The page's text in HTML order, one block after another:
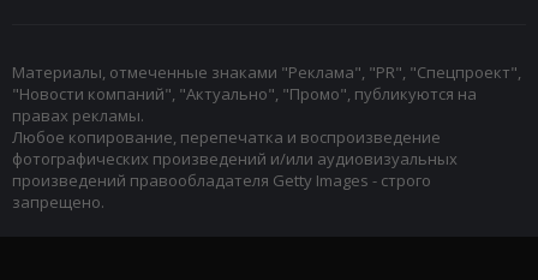
Материалы, отмеченные знаками "Реклама", "PR", "Спецпроект",
"Новости компаний", "Актуально", "Промо", публикуются на
правах рекламы.
Любое копирование, перепечатка и воспроизведение
фотографических произведений и/или аудиовизуальных
произведений правообладателя Getty Images - строго
запрещено.